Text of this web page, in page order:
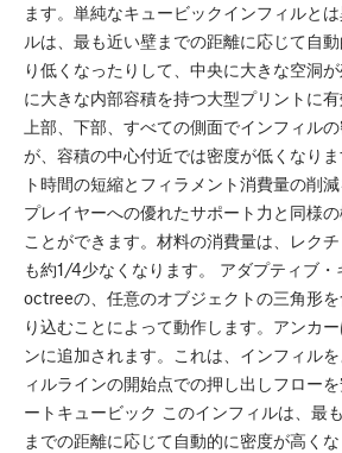
ます。単純なキュービックインフィルと
ルは、最も近い壁までの距離に応じて自
り低くなったりして、中央に大きな空洞
に大きな内部容積を持つ大型プリントに有
上部、下部、すべての側面でインフィル
が、容積の中心付近では密度が低くなり
ト時間の短縮とフィラメント消費量の削
プレイヤーへの優れたサポート力と同様
ことができます。材料の消費量は、レク
も約1/4少なくなります。 アダプティブ・
octreeの、任意のオブジェクトの三角形
り込むことによって動作します。アンカ
ンに追加されます。これは、インフィル
ィルラインの開始点での押し出しフロー
ートキュービック このインフィルは、最
までの距離に応じて自動的に密度が高く